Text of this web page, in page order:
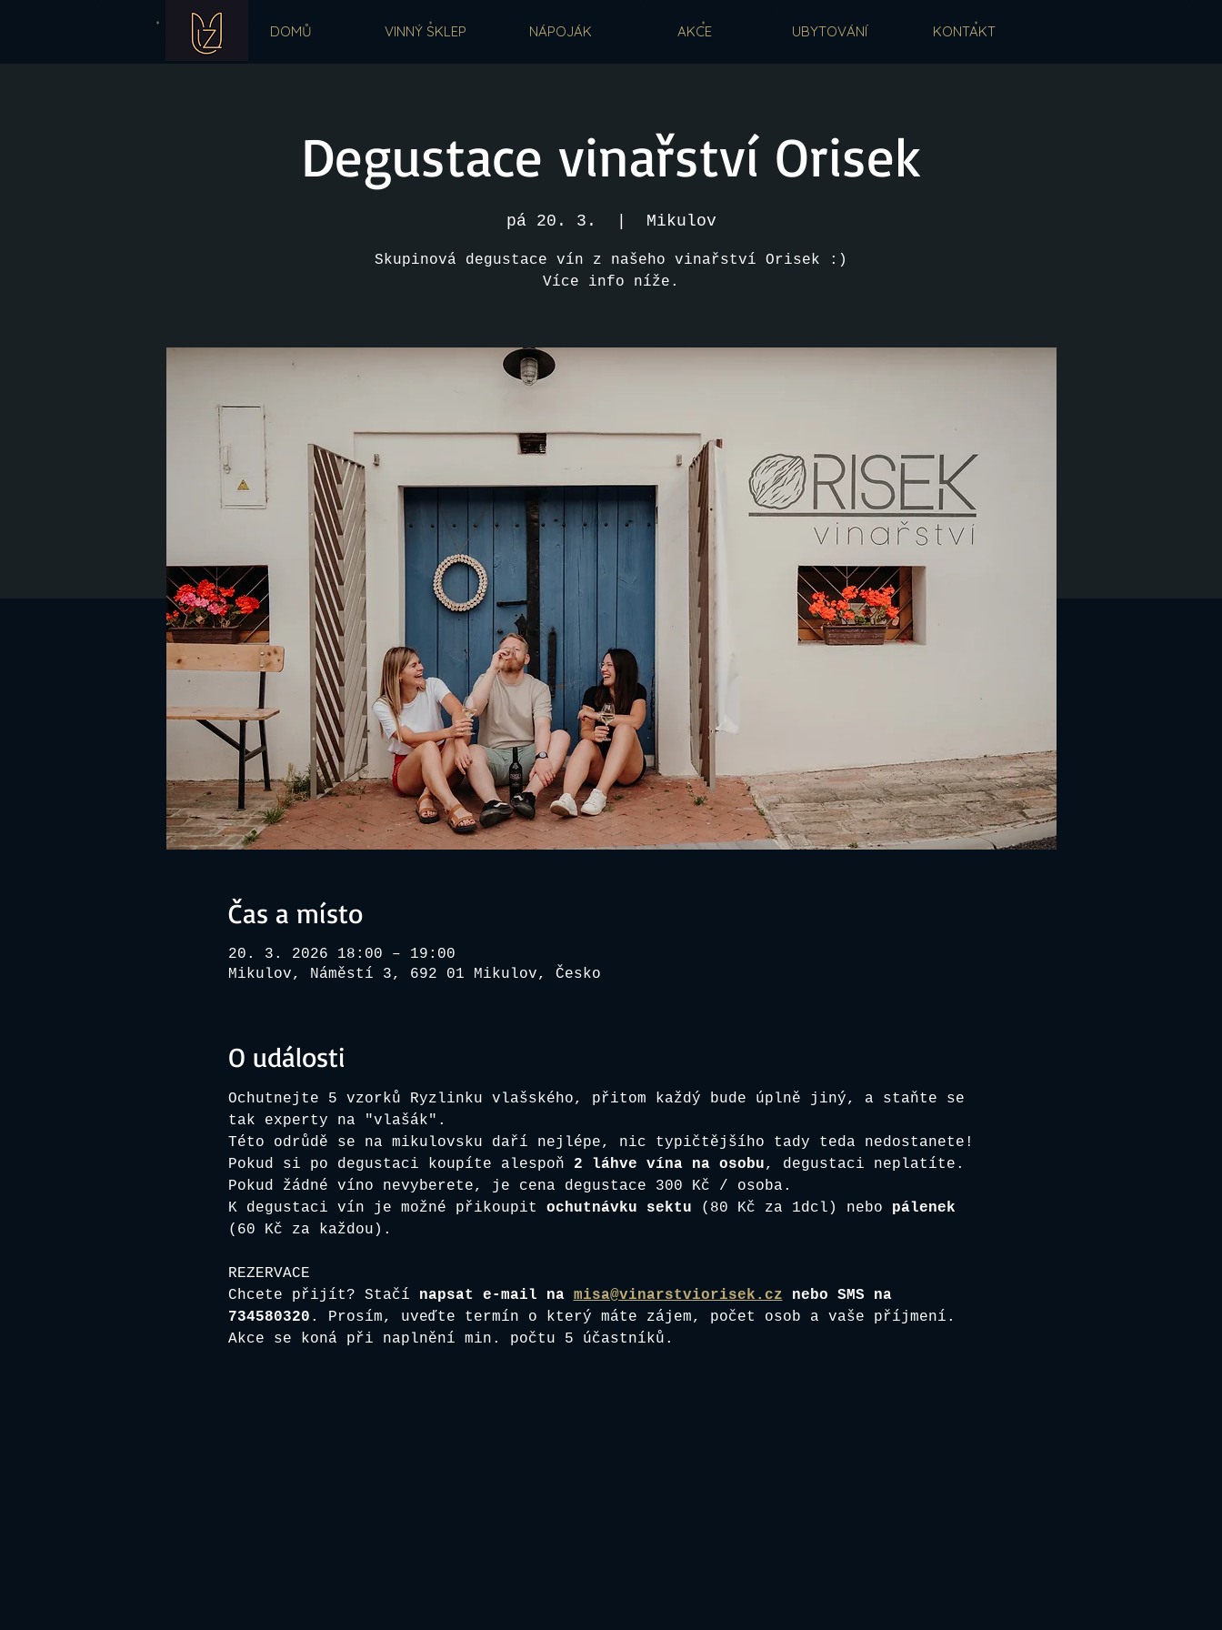
DOMŮ VINNÝ SKLEP NÁPOJÁK AKCE UBYTOVÁNÍ KONTAKT
Degustace vinařství Orisek
pá 20. 3. Mikulov
Skupinová degustace vín z našeho vinařství Orisek :)
Více info níže.
Čas a místo
20. 3. 2026 18:00 – 19:00
Mikulov, Náměstí 3, 692 01 Mikulov, Česko
O události
Ochutnejte 5 vzorků Ryzlinku vlašského, přitom každý bude úplně jiný, a staňte se
tak experty na "vlašák".
Této odrůdě se na mikulovsku daří nejlépe, nic typičtějšího tady teda nedostanete!
Pokud si po degustaci koupíte alespoň 2 láhve vína na osobu, degustaci neplatíte.
Pokud žádné víno nevyberete, je cena degustace 300 Kč / osoba.
K degustaci vín je možné přikoupit ochutnávku sektu (80 Kč za 1dcl) nebo pálenek
(60 Kč za každou).
REZERVACE
Chcete přijít? Stačí napsat e-mail na misa@vinarstviorisek.cz nebo SMS na
734580320 . Prosím, uveďte termín o který máte zájem, počet osob a vaše příjmení.
Akce se koná při naplnění min. počtu 5 účastníků.